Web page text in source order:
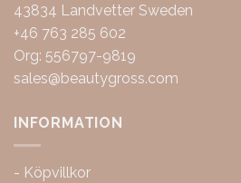
43834 Landvetter Sweden
+46 763 285 602
Org: 556797-9819
sales@beautygross.com
INFORMATION
- Köpvillkor